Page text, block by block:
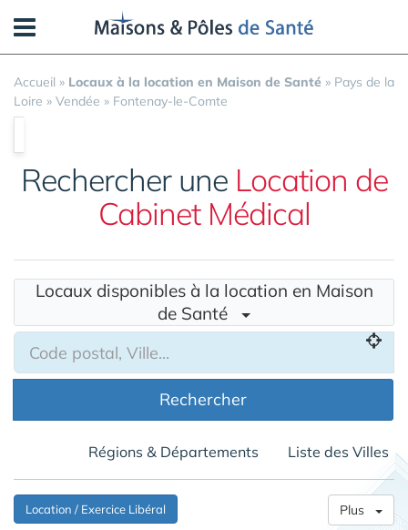
Accueil » Locaux à la location en Maison de Santé » Pays de la
Loire » Vendée » Fontenay-le-Comte
Rechercher une Location de
Cabinet Médical
Locaux disponibles à la location en Maison
de Santé
Rechercher
Régions & Départements Liste des Villes
Location / Exercice Libéral Plus
Panneau de gestion des cookies